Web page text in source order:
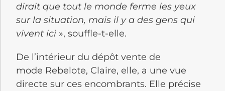
dirait que tout le monde ferme les yeux
sur la situation, mais il y a des gens qui
vivent ici », souffle-t-elle.
De l’intérieur du dépôt vente de
mode Rebelote, Claire, elle, a une vue
directe sur ces encombrants. Elle précise